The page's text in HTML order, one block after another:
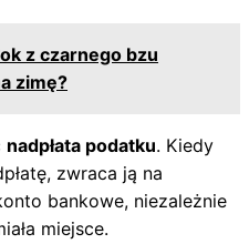
z czarnego bzu
zimę?
nadpłata podatku. Kiedy
zwraca ją na
bankowe, niezależnie
miejsce.